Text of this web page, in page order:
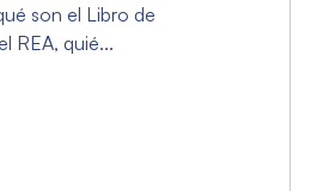
son el Libro de
REA, quié...